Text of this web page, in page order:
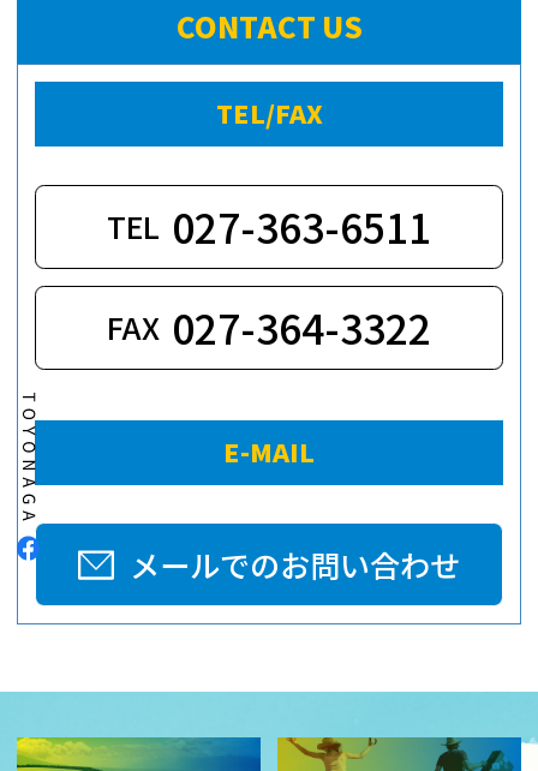
CONTACT US
TEL/FAX
TEL 027-363-6511
FAX 027-364-3322
E-MAIL
メールでのお問い合わせ